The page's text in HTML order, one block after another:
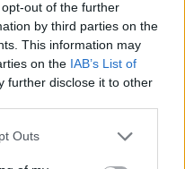
out of the further
by third parties on the
This information may
on the IAB’s List of
further disclose it to other
Outs
dos
o seu percurso no
que o
da proximidade
de apoiar não apenas
regional. Segundo
FUNCEX para
sobre
08/2026